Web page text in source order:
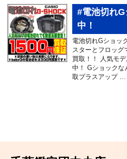
#電池切れ
中！
電池切れGショッ
スターとフロッグ
買取！！ 人気モ
中！ Gショックな
取プラスアップ …